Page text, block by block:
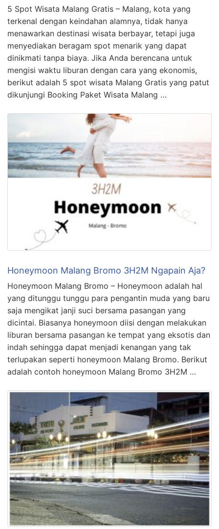
5 Spot Wisata Malang Gratis – Malang, kota yang
terkenal dengan keindahan alamnya, tidak hanya
menawarkan destinasi wisata berbayar, tetapi juga
menyediakan beragam spot menarik yang dapat
dinikmati tanpa biaya. Jika Anda berencana untuk
mengisi waktu liburan dengan cara yang ekonomis,
berikut adalah 5 spot wisata Malang Gratis yang patut
dikunjungi Booking Paket Wisata Malang …
Honeymoon Malang Bromo 3H2M Ngapain Aja?
Honeymoon Malang Bromo – Honeymoon adalah hal
yang ditunggu tunggu para pengantin muda yang baru
saja mengikat janji suci bersama pasangan yang
dicintai. Biasanya honeymoon diisi dengan melakukan
liburan bersama pasangan ke tempat yang eksotis dan
indah sehingga dapat menjadi kenangan yang tak
terlupakan seperti honeymoon Malang Bromo. Berikut
adalah contoh honeymoon Malang Bromo 3H2M …